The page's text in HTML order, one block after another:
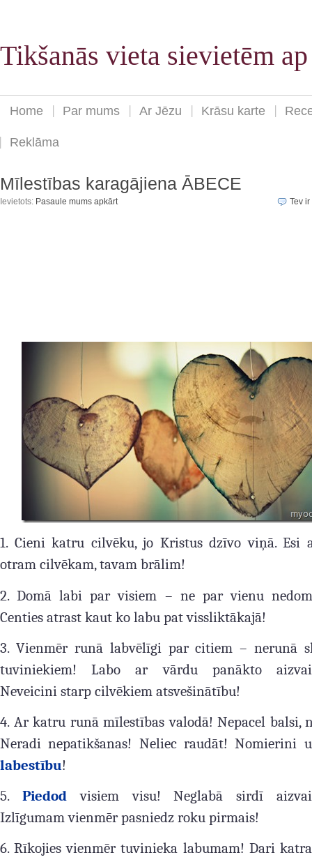
Tikšanās vieta sievietēm
Home Par mums Ar Jēzu Krāsu karte
Reklāma
Mīlestības karagājiena ĀBECE
Ievietots: Pasaule mums apkārt Tev ir
1. Cieni katru cilvēku, jo Kristus dzīvo viņā. Esi
otram cilvēkam, tavam brālim!
2. Domā labi par visiem – ne par vienu
Centies atrast kaut ko labu pat vissliktākajā!
3. Vienmēr runā labvēlīgi par citiem – nerunā
tuviniekiem! Labo ar vārdu panākto
Neveicini starp cilvēkiem atsvešinātību!
4. Ar katru runā mīlestības valodā! Nepacel balsi,
Neradi nepatikšanas! Neliec raudāt! Nomierini
labestību!
5. Piedodvisiem visu! Neglabā sirdī
Izlīgumam vienmēr pasniedz roku pirmais!
6. Rīkojies vienmēr tuvinieka labumam! Dari